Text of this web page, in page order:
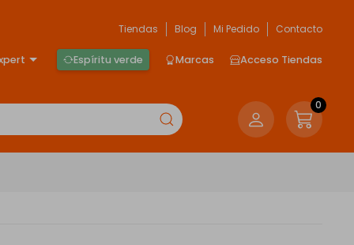
Tiendas
Blog Mi Pedido Contacto
Espíritu verde Marcas Acceso Tiendas
0